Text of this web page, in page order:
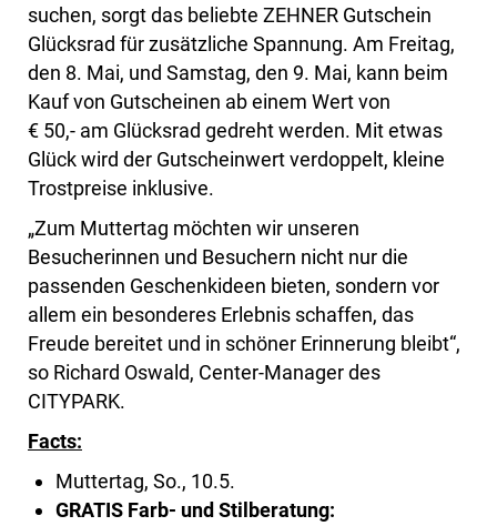
suchen, sorgt das beliebte ZEHNER Gutschein
Glücksrad für zusätzliche Spannung. Am Freitag,
den 8. Mai, und Samstag, den 9. Mai, kann beim
Kauf von Gutscheinen ab einem Wert von
€ 50,- am Glücksrad gedreht werden. Mit etwas
Glück wird der Gutscheinwert verdoppelt, kleine
Trostpreise inklusive.
„Zum Muttertag möchten wir unseren
Besucherinnen und Besuchern nicht nur die
passenden Geschenkideen bieten, sondern vor
allem ein besonderes Erlebnis schaffen, das
Freude bereitet und in schöner Erinnerung bleibt“,
so Richard Oswald, Center-Manager des
CITYPARK.
Facts:
Muttertag, So., 10.5.
GRATIS Farb- und Stilberatung: